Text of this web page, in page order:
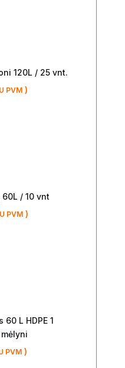
120L / 25 vnt.
PVM )
/ 10 vnt
PVM)
L HDPE 1
PVM)